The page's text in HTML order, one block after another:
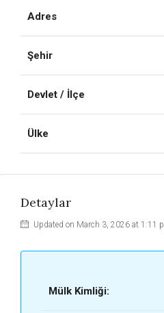
Adres
Şehir
Devlet / İlçe
Ülke
Detaylar
Updated on March 3, 2026 at 1:11
Mülk Kimliği: